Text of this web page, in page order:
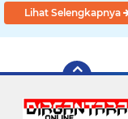
Lihat Selengkapnya